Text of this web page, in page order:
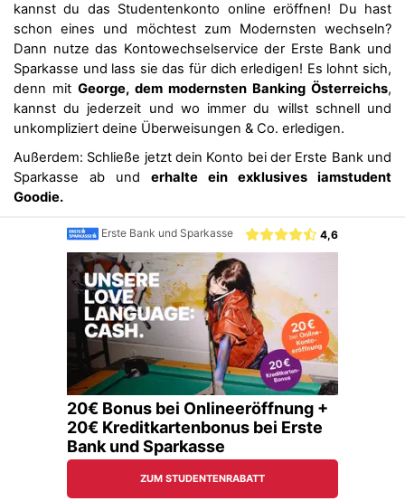
kannst du das Studentenkonto online eröffnen! Du hast
schon eines und möchtest zum Modernsten wechseln?
Dann nutze das Kontowechselservice der Erste Bank und
Sparkasse und lass sie das für dich erledigen! Es lohnt sich,
denn mitGeorge, dem modernsten Banking Österreichs,
kannst du jederzeit und wo immer du willst schnell und
unkompliziert deine Überweisungen & Co. erledigen.
Außerdem: Schließe jetzt dein Konto bei der Erste Bank und
Sparkasse ab und erhalte ein exklusives iamstudent
Goodie.